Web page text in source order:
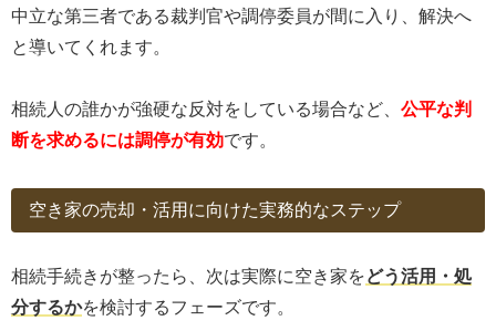
中立な第三者である裁判官や調停委員が間に入り、解決へ
と導いてくれます。
相続人の誰かが強硬な反対をしている場合など、 公平な判
断を求めるには調停が有効です。
空き家の売却・活用に向けた実務的なステップ
相続手続きが整ったら、次は実際に空き家をどう活用・処
分するかを検討するフェーズです。